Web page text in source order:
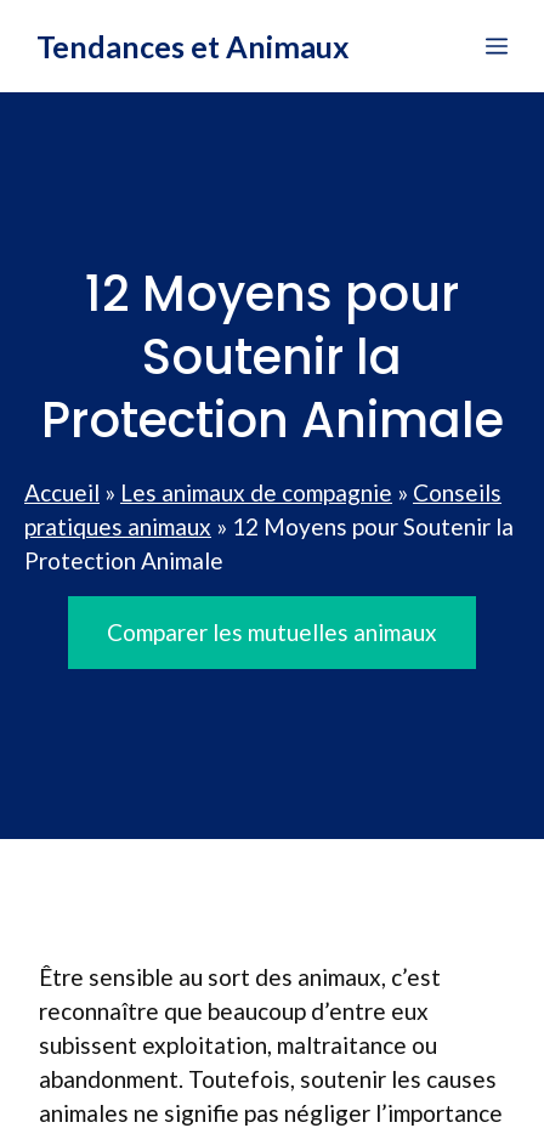
Tendances et Animaux
12 Moyens pour
Soutenir la
Protection Animale
Accueil » Les animaux de compagnie » Conseils
pratiques animaux » 12 Moyens pour Soutenir la
Protection Animale
Comparer les mutuelles animaux
Être sensible au sort des animaux, c’est
reconnaître que beaucoup d’entre eux
subissent exploitation, maltraitance ou
abandonment. Toutefois, soutenir les causes
animales ne signifie pas négliger l’importance